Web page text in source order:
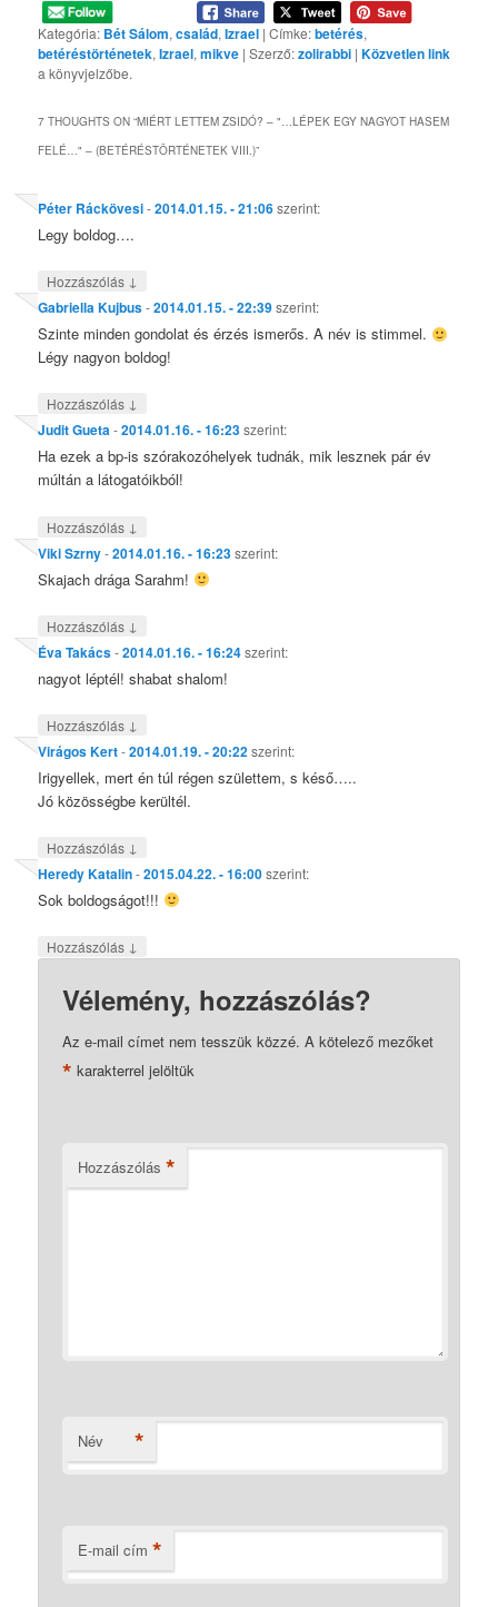
Kategória: Bét Sálom,család,Izrael | Címke:betérés,
betéréstörténetek,Izrael,mikve | Szerző:zolirabbi |Közvetlen link
a könyvjelzőbe.
7 THOUGHTS ON “MIÉRT LETTEM ZSIDÓ? – "…LÉPEK EGY NAGYOT HASEM
FELÉ…" – (BETÉRÉSTÖRTÉNETEK VIII.)”
Péter Ráckövesi-2014.01.15. - 21:06szerint:
Legy boldog….
Hozzászólás ↓
Gabriella Kujbus-2014.01.15. - 22:39szerint:
Szinte minden gondolat és érzés ismerős. A név is stimmel.
Légy nagyon boldog!
Hozzászólás ↓
Judit Gueta-2014.01.16. - 16:23szerint:
Ha ezek a bp-is szórakozóhelyek tudnák, mik lesznek pár év
múltán a látogatóikból!
Hozzászólás ↓
Viki Szrny-2014.01.16. - 16:23szerint:
Skajach drága Sarahm!
Hozzászólás ↓
Éva Takács-2014.01.16. - 16:24szerint:
nagyot léptél! shabat shalom!
Hozzászólás ↓
Virágos Kert-2014.01.19. - 20:22szerint:
Irigyellek, mert én túl régen születtem, s késő…..
Jó közösségbe kerültél.
Hozzászólás ↓
Heredy Katalin-2015.04.22. - 16:00szerint:
Sok boldogságot!!!
Hozzászólás ↓
Vélemény, hozzászólás?
Az e-mail címet nem tesszük közzé. A kötelező mezőket
* karakterrel jelöltük
Hozzászólás *
Név *
E-mail cím *